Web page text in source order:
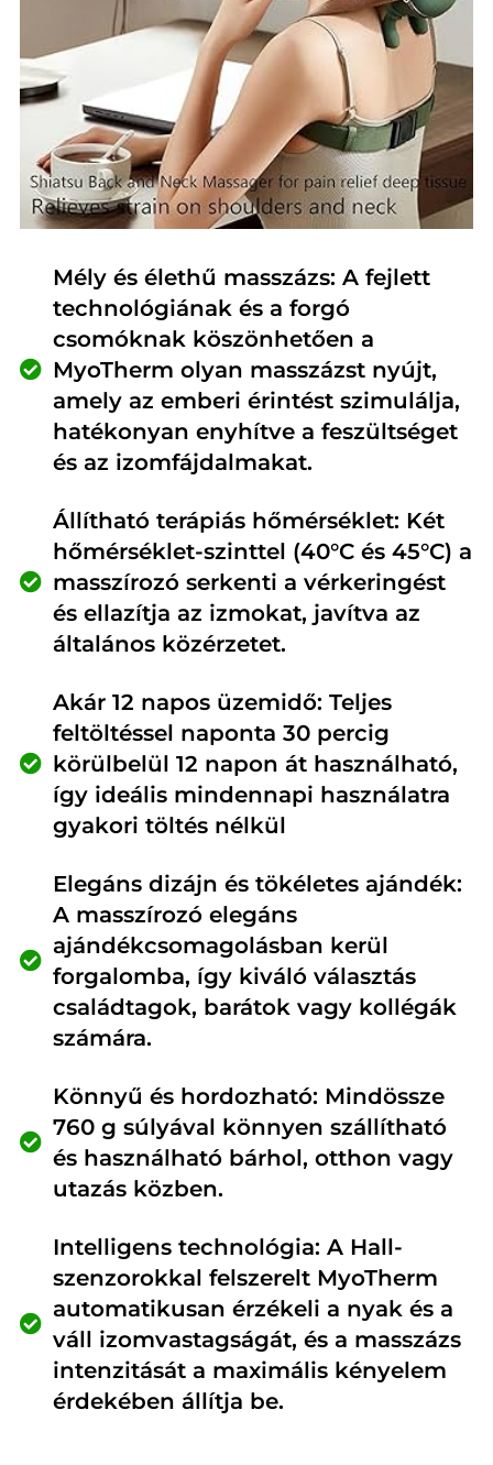
Mély és élethű masszázs: A fejlett
technológiának és a forgó
csomóknak köszönhetően a
MyoTherm olyan masszázst nyújt,
amely az emberi érintést szimulálja,
hatékonyan enyhítve a feszültséget
és az izomfájdalmakat.
Állítható terápiás hőmérséklet: Két
hőmérséklet-szinttel (40°C és 45°C) a
masszírozó serkenti a vérkeringést
és ellazítja az izmokat, javítva az
általános közérzetet.
Akár 12 napos üzemidő: Teljes
feltöltéssel naponta 30 percig
körülbelül 12 napon át használható,
így ideális mindennapi használatra
gyakori töltés nélkül
Elegáns dizájn és tökéletes ajándék:
A masszírozó elegáns
ajándékcsomagolásban kerül
forgalomba, így kiváló választás
családtagok, barátok vagy kollégák
számára.
Könnyű és hordozható: Mindössze
760 g súlyával könnyen szállítható
és használható bárhol, otthon vagy
utazás közben.
Intelligens technológia: A Hall-
szenzorokkal felszerelt MyoTherm
automatikusan érzékeli a nyak és a
váll izomvastagságát, és a masszázs
intenzitását a maximális kényelem
érdekében állítja be.